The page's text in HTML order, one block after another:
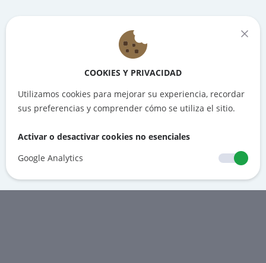
COOKIES Y PRIVACIDAD
Utilizamos cookies para mejorar su experiencia, recordar
sus preferencias y comprender cómo se utiliza el sitio.
Activar o desactivar cookies no esenciales
Google Analytics